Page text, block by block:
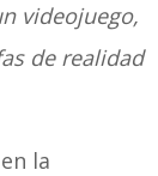
videojuego,
de realidad
la